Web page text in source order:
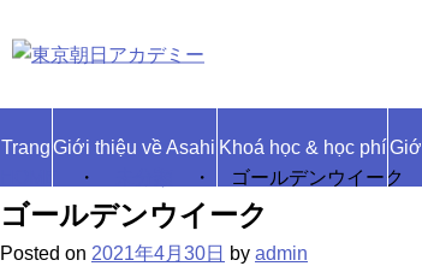
to
Trang Giới thiệu về Asahi Khoá học & học phí
・ ・ ゴールデンウイーク
ゴールデンウイーク
Posted on 2021年4月30日 by admin